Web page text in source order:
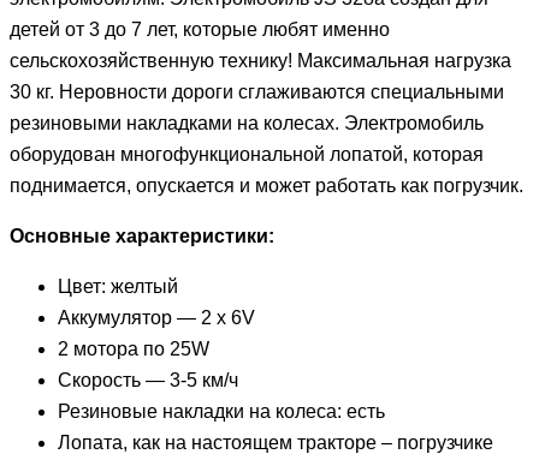
детей от 3 до 7 лет, которые любят именно
сельскохозяйственную технику! Максимальная нагрузка
30 кг. Неровности дороги сглаживаются специальными
резиновыми накладками на колесах. Электромобиль
оборудован многофункциональной лопатой, которая
поднимается, опускается и может работать как погрузчик.
Основные характеристики:
Цвет: желтый
Аккумулятор — 2 х 6V
2 мотора по 25W
Скорость — 3-5 км/ч
Резиновые накладки на колеса: есть
Лопата, как на настоящем тракторе – погрузчике